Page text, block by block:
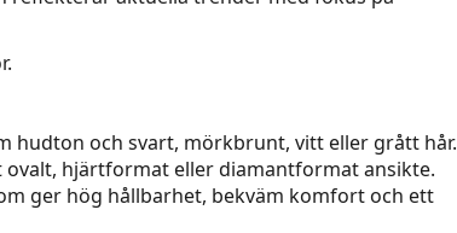
hudton och svart, mörkbrunt, vitt eller grått hår.
hjärtformat eller diamantformat ansikte.
ger hög hållbarhet, bekväm komfort och ett